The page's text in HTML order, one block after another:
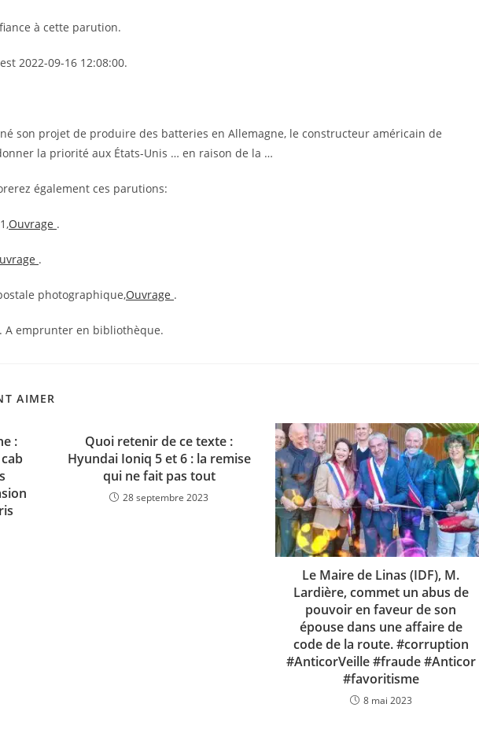
à cette parution.
2022-09-16 12:08:00.
son projet de produire des batteries en Allemagne, le constructeur américain de
la priorité aux États-Unis … en raison de la …
également ces parutions:
Ouvrage .
.
photographique,Ouvrage .
. A emprunter en bibliothèque.
AIMER
:
Quoi retenir de ce texte :
Hyundai Ioniq 5 et 6 : la remise
qui ne fait pas tout
28 septembre 2023
Le Maire de Linas (IDF), M.
Lardière, commet un abus de
pouvoir en faveur de son
épouse dans une affaire de
code de la route. #corruption
#AnticorVeille #fraude #Anticor
#favoritisme
8 mai 2023